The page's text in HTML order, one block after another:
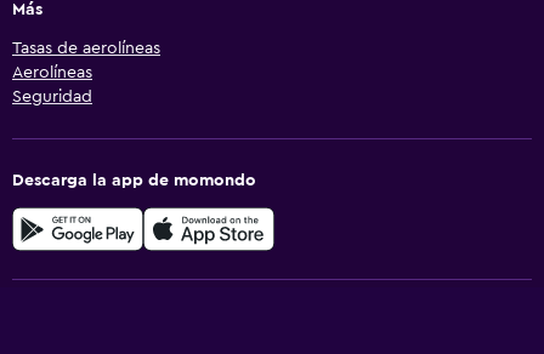
Más
Tasas de aerolíneas
Aerolíneas
Seguridad
Descarga la app de momondo